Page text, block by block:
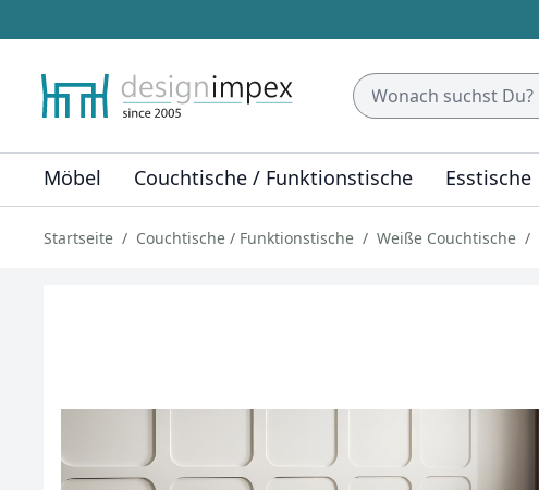
Möbel Couchtische / Funktionstische Esstische
Startseite Couchtische / Funktionstische Weiße Couchtische